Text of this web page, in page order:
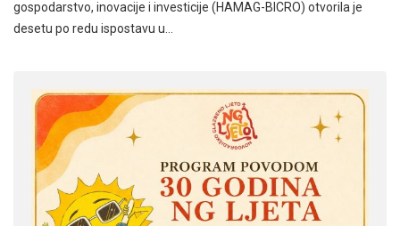
gospodarstvo, inovacije i investicije (HAMAG-BICRO) otvorila je
desetu po redu ispostavu u…